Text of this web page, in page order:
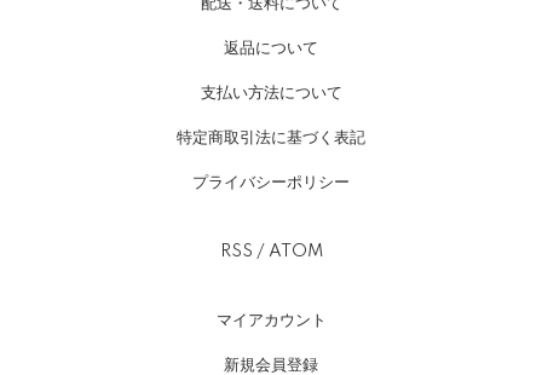
配送・送料について
返品について
支払い方法について
特定商取引法に基づく表記
プライバシーポリシー
RSS / ATOM
マイアカウント
新規会員登録